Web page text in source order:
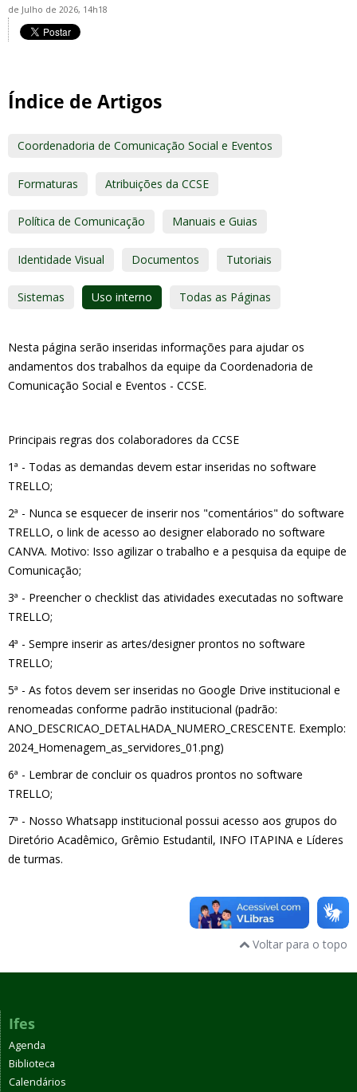
de Julho de 2026, 14h18
Índice de Artigos
Coordenadoria de Comunicação Social e Eventos
Formaturas Atribuições da CCSE
Política de Comunicação Manuais e Guias
Identidade Visual Documentos Tutoriais
Sistemas Uso interno Todas as Páginas
Nesta página serão inseridas informações para ajudar os
andamentos dos trabalhos da equipe da Coordenadoria de
Comunicação Social e Eventos - CCSE.
Principais regras dos colaboradores da CCSE
1ª - Todas as demandas devem estar inseridas no software
TRELLO;
2ª - Nunca se esquecer de inserir nos "comentários" do software
TRELLO, o link de acesso ao designer elaborado no software
CANVA. Motivo: Isso agilizar o trabalho e a pesquisa da equipe de
Comunicação;
3ª - Preencher o checklist das atividades executadas no software
TRELLO;
4ª - Sempre inserir as artes/designer prontos no software
TRELLO;
5ª - As fotos devem ser inseridas no Google Drive institucional e
renomeadas conforme padrão institucional (padrão:
ANO_DESCRICAO_DETALHADA_NUMERO_CRESCENTE. Exemplo:
2024_Homenagem_as_servidores_01.png)
6ª - Lembrar de concluir os quadros prontos no software
TRELLO;
7ª - Nosso Whatsapp institucional possui acesso aos grupos do
Diretório Acadêmico, Grêmio Estudantil, INFO ITAPINA e Líderes
de turmas.
Voltar para o topo
Ifes
Agenda
Biblioteca
Calendários